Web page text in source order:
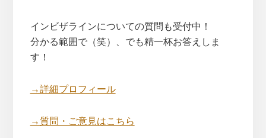
インビザラインについての質問も受付中！
分かる範囲で（笑）、でも精一杯お答えしま
す！
→詳細プロフィール
→質問・ご意見はこちら